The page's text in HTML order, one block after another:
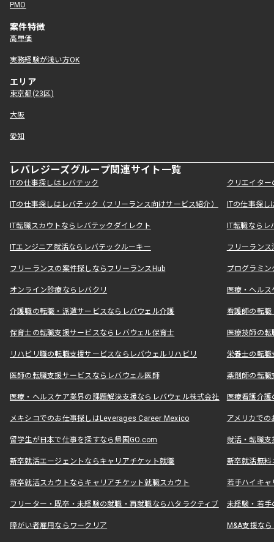
PMO
案件特徴
高単価
実務経験が浅い方OK
エリア
東京都(23区)
大阪
愛知
レバレジーズグループ関連サイト一覧
ITの仕事探しはレバテック クリエイタ
ITの仕事探しはレバテック（フリーランス向けサービス紹介） ITの仕事探
IT転職スカウトならレバテックダイレクト IT転職なら
ITエンジニア就活ならレバテックルーキー フリーラン
フリーランスの案件探しならフリーランスHub プログラミ
オンライン診療ならレバクリ 医療・ヘル
介護職の転職・派遣サービスならレバウェル介護 看護師の転
保育士の転職支援サービスならレバウェル保育士 医療技師の
リハビリ職の転職支援サービスならレバウェルリハビリ 栄養士の転
医師の転職支援サービスならレバウェル医師 薬剤師の転
医療・ヘルスケア業界の課題解決支援ならレバウェル株式会社 医療看護介
メキシコでのお仕事探しはLeverages Career Mexico アメリカで
留学生が日本で仕事を探すなら帰国GO.com 就活・転職
新卒就活エージェントならキャリアチケット就職 新卒就活無料
新卒就活スカウトならキャリアチケット就職スカウト 若手ハイキ
フリーター・既卒・未経験の就職・再就職ならハタラクティブ 未経験・若手
障がい者雇用ならワークリア M&A支援な